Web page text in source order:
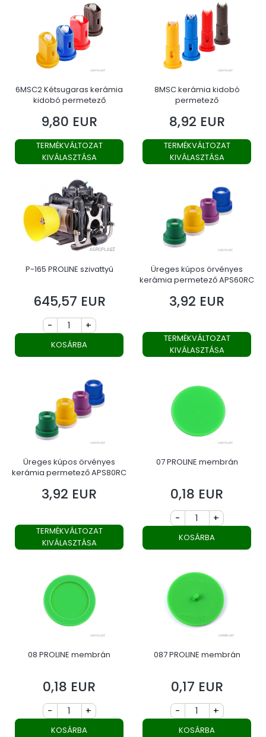
6MSC2 Kétsugaras kerámia
kidobó permetező
Ár
9,80 EUR
TERMÉKVÁLTOZAT
KIVÁLASZTÁSA
8MSC kerámia kidobó
permetező
Ár
8,92 EUR
TERMÉKVÁLTOZAT
KIVÁLASZTÁSA
P-165 PROLINE szivattyú
Ár
645,57 EUR
- +
KOSÁRBA
Üreges kúpos örvényes
kerámia permetező APS60RC
Ár
3,92 EUR
TERMÉKVÁLTOZAT
KIVÁLASZTÁSA
Üreges kúpos örvényes
kerámia permetező APS80RC
Ár
3,92 EUR
TERMÉKVÁLTOZAT
KIVÁLASZTÁSA
07 PROLINE membrán
Ár
0,18 EUR
- +
KOSÁRBA
08 PROLINE membrán
Ár
0,18 EUR
- +
KOSÁRBA
087 PROLINE membrán
Ár
0,17 EUR
- +
KOSÁRBA